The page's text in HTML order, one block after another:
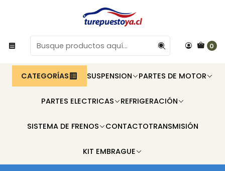
0
CATEGORÍAS SUSPENSION PARTES DE MOTOR
PARTES ELECTRICAS REFRIGERACIÓN
SISTEMA DE FRENOS CONTACTOTRANSMISIÓN
KIT EMBRAGUE